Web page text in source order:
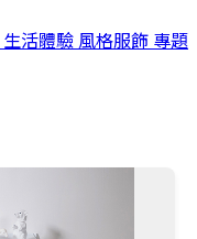
生活體驗 風格服飾 專題